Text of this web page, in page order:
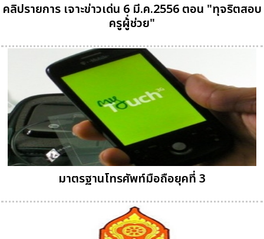
คลิปรายการ เจาะข่าวเด่น 6 มี.ค.2556 ตอน "ทุจริตสอบ
ครูผู้่ช่วย"
มาตรฐานโทรศัพท์มือถือยุคที่ 3